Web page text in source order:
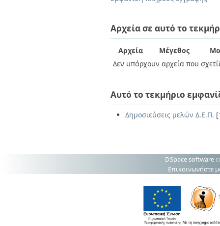
Αρχεία σε αυτό το
Αρχεία Μέγεθος
Δεν υπάρχουν αρχεία που
Αυτό το τεκμήριο
Δημοσιεύσεις μελών Δ.Ε.Π.
DSpace software
Επικοινωνήστε